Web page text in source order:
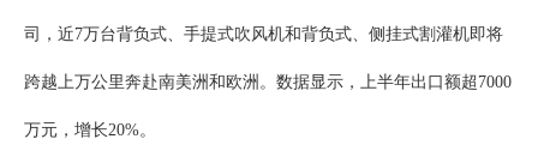
司，近7万台背负式、手提式吹风机和背负式、侧挂式割灌机即将
跨越上万公里奔赴南美洲和欧洲。数据显示，上半年出口额超7000
万元，增长20%。